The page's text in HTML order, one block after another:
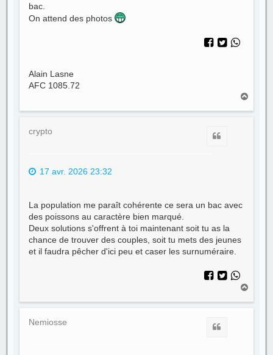
bac.
On attend des photos
Alain Lasne
AFC 1085.72
u
crypto
17 avr. 2026 23:32
La population me paraît cohérente ce sera un bac avec
des poissons au caractère bien marqué.
Deux solutions s'offrent à toi maintenant soit tu as la
chance de trouver des couples, soit tu mets des jeunes
et il faudra pêcher d'ici peu et caser les surnuméraire.
u
Nemiosse